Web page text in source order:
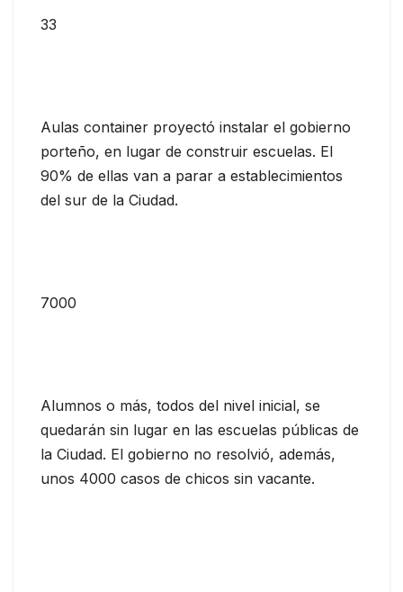
33
Aulas container proyectó instalar el gobierno
porteño, en lugar de construir escuelas. El
90% de ellas van a parar a establecimientos
del sur de la Ciudad.
7000
Alumnos o más, todos del nivel inicial, se
quedarán sin lugar en las escuelas públicas de
la Ciudad. El gobierno no resolvió, además,
unos 4000 casos de chicos sin vacante.